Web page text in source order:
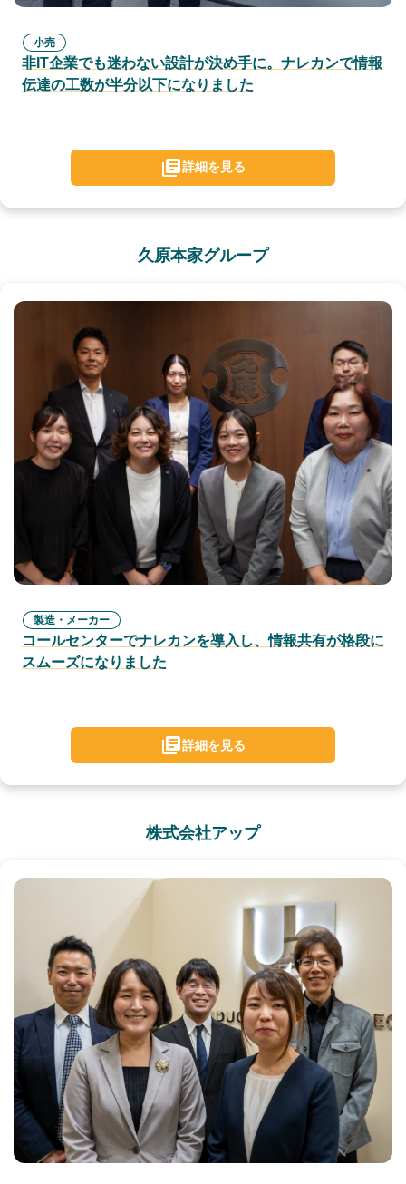
小売
非IT企業でも迷わない設計が決め手に。ナレカンで情報
伝達の工数が半分以下になりました
詳細を見る
久原本家グループ
製造・メーカー
コールセンターでナレカンを導入し、情報共有が格段に
スムーズになりました
詳細を見る
株式会社アップ